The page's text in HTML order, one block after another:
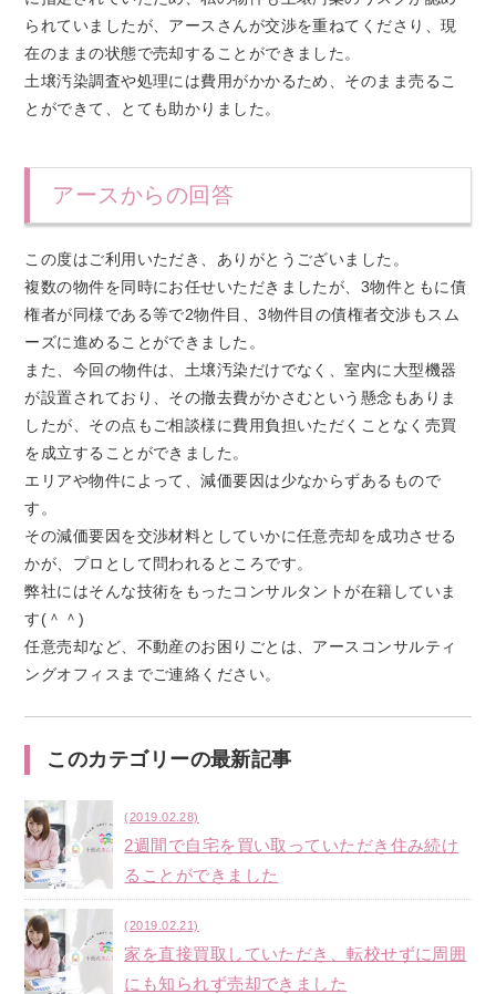
られていましたが、アースさんが交渉を重ねてくださり、現
在のままの状態で売却することができました。
土壌汚染調査や処理には費用がかかるため、そのまま売るこ
とができて、とても助かりました。
アースからの回答
この度はご利用いただき、ありがとうございました。
複数の物件を同時にお任せいただきましたが、3物件ともに債
権者が同様である等で2物件目、3物件目の債権者交渉もスム
ーズに進めることができました。
また、今回の物件は、土壌汚染だけでなく、室内に大型機器
が設置されており、その撤去費がかさむという懸念もありま
したが、その点もご相談様に費用負担いただくことなく売買
を成立することができました。
エリアや物件によって、減価要因は少なからずあるもので
す。
その減価要因を交渉材料としていかに任意売却を成功させる
かが、プロとして問われるところです。
弊社にはそんな技術をもったコンサルタントが在籍していま
す(＾＾)
任意売却など、不動産のお困りごとは、アースコンサルティ
ングオフィスまでご連絡ください。
このカテゴリーの最新記事
(2019.02.28)
2週間で自宅を買い取っていただき住み続け
ることができました
(2019.02.21)
家を直接買取していただき、転校せずに周囲
にも知られず売却できました